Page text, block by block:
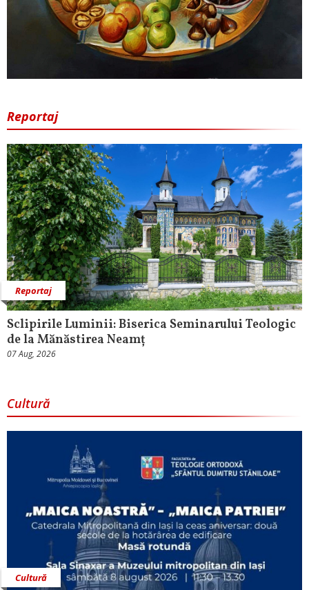
Reportaj
Reportaj
Sclipirile Luminii: Biserica Seminarului Teologic
de la Mănăstirea Neamț
07 Aug, 2026
Cultură
Cultură